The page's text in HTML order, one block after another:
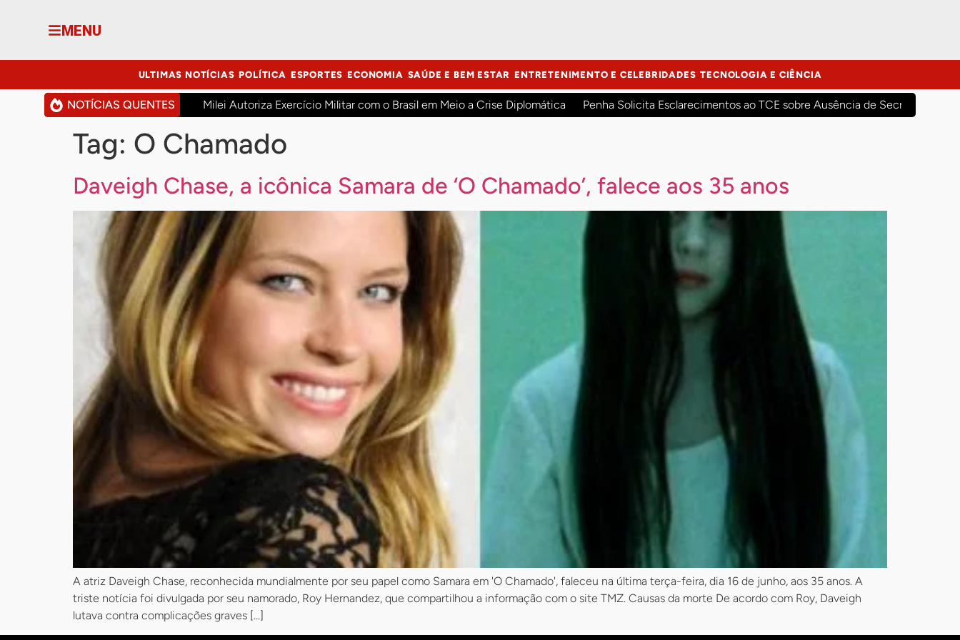
MENU
ULTIMAS NOTÍCIAS POLÍTICA ESPORTES ECONOMIA SAÚDE E BEM ESTAR ENTRETENIMENTO E CELEBRIDADES TECNOLOGIA E CIÊNCIA
NOTÍCIAS QUENTES Milei Autoriza Exercício Militar com o Brasil em Meio a Crise Diplomática Penha Solicita Esclarecimentos ao TCE sobre Ausência de Secretários
Tag: O Chamado
Daveigh Chase, a icônica Samara de ‘O Chamado’, falece aos 35 anos
A atriz Daveigh Chase, reconhecida mundialmente por seu papel como Samara em 'O Chamado', faleceu na última terça-feira, dia 16 de junho, aos 35 anos. A
triste notícia foi divulgada por seu namorado, Roy Hernandez, que compartilhou a informação com o site TMZ. Causas da morte De acordo com Roy, Daveigh
lutava contra complicações graves […]